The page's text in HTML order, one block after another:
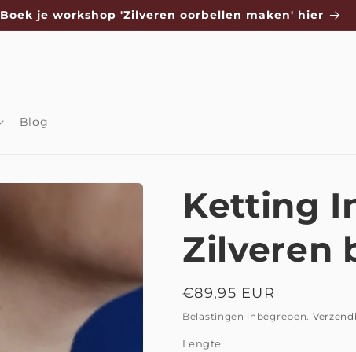
Boek je workshop 'Zilveren oorbellen maken' hier
Blog
Ketting
Zilveren
Normale
prijs
€89,95 EUR
Belastingen inbegrepen.
Lengte